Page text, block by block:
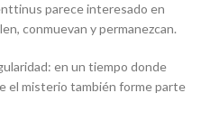
parece interesado en
conmuevan y permanezcan.
en un tiempo donde
el misterio también forme parte